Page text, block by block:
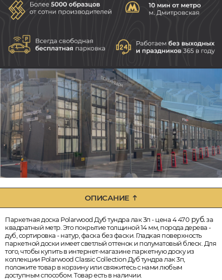
ОПИСАНИЕ
Паркетная доска Polarwood Дуб тундра лак 3п - цена 4 470 руб.за
квадратный метр. Это покрытие толщиной 14 мм, порода дерева -
дуб, сортировка - натур, фаска без фаски. Гладкая поверхность
паркетной доски имеет светлый оттенок и полуматовый блеск. Для
того, чтобы купить в интернет-магазине паркетную доску из
коллекции Polarwood Classic Collection Дуб тундра лак 3п,
положите товар в корзину или свяжитесь с нами любым
доступным способом. Товар есть в наличии.